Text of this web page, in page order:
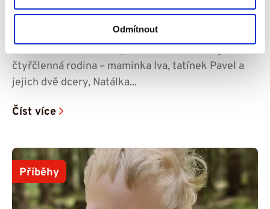
Odmítnout
Snažíme se dělat vše potřebné, aby dcera
byla šťastná – příběh Amálky
V rodinném domku v Úpici na Trutnovsku žije
čtyřčlenná rodina – maminka Iva, tatínek Pavel a
jejich dvě dcery, Natálka...
Číst více
Příběhy